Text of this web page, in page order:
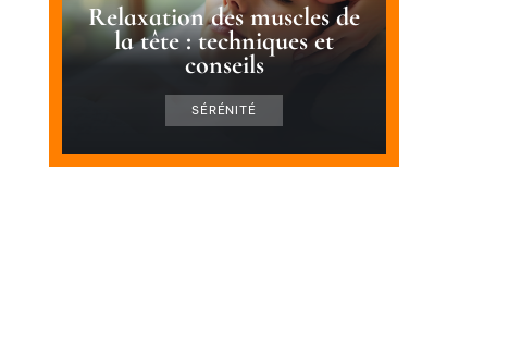
Relaxation des muscles de
la tête : techniques et
conseils
SÉRÉNITÉ